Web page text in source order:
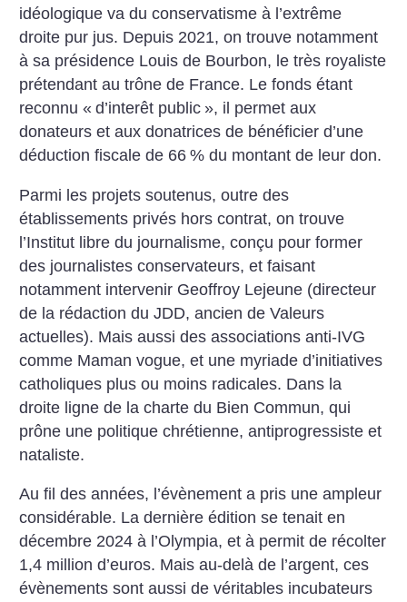
idéologique va du conservatisme à l’extrême
droite pur jus. Depuis 2021, on trouve notamment
à sa présidence Louis de Bourbon, le très royaliste
prétendant au trône de France. Le fonds étant
reconnu « d’interêt public », il permet aux
donateurs et aux donatrices de bénéficier d’une
déduction fiscale de 66 % du montant de leur don.
Parmi les projets soutenus, outre des
établissements privés hors contrat, on trouve
l’Institut libre du journalisme, conçu pour former
des journalistes conservateurs, et faisant
notamment intervenir Geoffroy Lejeune (directeur
de la rédaction du JDD, ancien de Valeurs
actuelles). Mais aussi des associations anti-IVG
comme Maman vogue, et une myriade d’initiatives
catholiques plus ou moins radicales. Dans la
droite ligne de la charte du Bien Commun, qui
prône une politique chrétienne, antiprogressiste et
nataliste.
Au fil des années, l’évènement a pris une ampleur
considérable. La dernière édition se tenait en
décembre 2024 à l’Olympia, et à permit de récolter
1,4 million d’euros. Mais au-delà de l’argent, ces
évènements sont aussi de véritables incubateurs